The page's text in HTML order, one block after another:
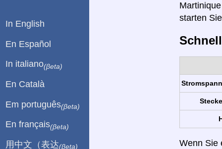
starten
Wenn Sie
In English
En Español
In italiano(βeta)
En Català
Em português(βeta)
En français(βeta)
用中文（表达(βeta)